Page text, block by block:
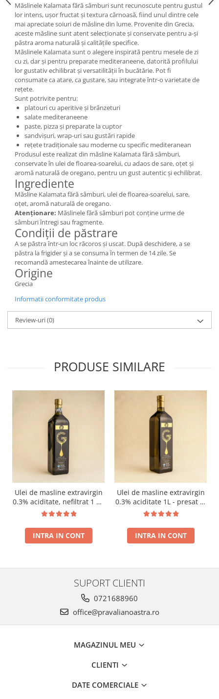
Măslinele Kalamata fără sâmburi sunt recunoscute pentru gustul
lor intens, ușor fructat și textura cărnoasă, fiind unul dintre cele
mai apreciate soiuri de măsline din lume. Provenite din Grecia,
aceste măsline sunt atent selecționate și conservate pentru a-și
păstra aroma naturală și calitățile specifice.
Măslinele Kalamata sunt o alegere inspirată pentru mesele de zi
cu zi, dar și pentru preparate mediteraneene, datorită profilului
lor gustativ echilibrat și versatilității în bucătărie. Pot fi
consumate ca atare, ca gustare, sau integrate într-o varietate de
rețete.
Sunt potrivite pentru:
platouri cu aperitive și brânzeturi
salate mediteraneene
paste, pizza și preparate la cuptor
sandvișuri, wrap-uri sau gustări rapide
rețete tradiționale sau moderne cu specific mediteranean
Produsul este realizat din măsline Kalamata fără sâmburi,
conservate în ulei de floarea-soarelui, cu adaos de sare, oțet și
aromă naturală de oregano, pentru un gust autentic și echilibrat.
Ingrediente
Măsline Kalamata fără sâmburi, ulei de floarea-soarelui, sare,
oțet, aromă naturală de oregano.
Atenționare: Măslinele fără sâmburi pot conține urme de
sâmburi întregi sau fragmente.
Condiții de păstrare
A se păstra într-un loc răcoros și uscat. După deschidere, a se
păstra la frigider și a se consuma în termen de 14 zile. Se
recomandă amestecarea înainte de utilizare.
Origine
Grecia
Informatii conformitate produs
Review-uri(0)
PRODUSE SIMILARE
Ulei de masline extravirgin
0.3% aciditate, nefiltrat 1 L -
presat la rece RECOLTA
INTRA IN CONT
Ulei de masline extravirgin
0.3% aciditate 1L - presat la
rece RECOLTA NOUA
INTRA IN CONT
SUPORT CLIENTI
0721688960
office@pravalianoastra.ro
MAGAZINUL MEU
CLIENTI
DATE COMERCIALE